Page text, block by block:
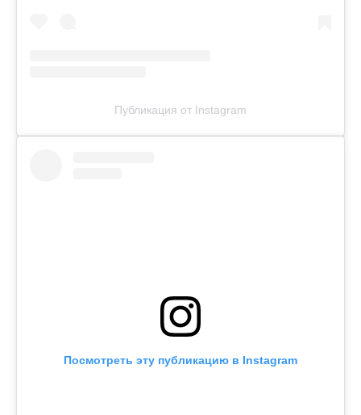
Публикация от Instagram
Посмотреть эту публикацию в Instagram